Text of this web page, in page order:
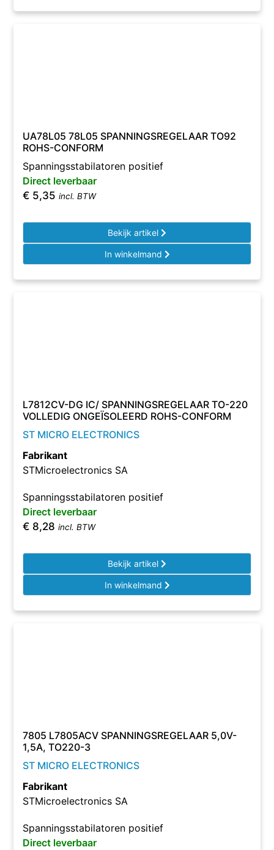
UA78L05 78L05 SPANNINGSREGELAAR TO92
ROHS-CONFORM
Spanningsstabilatoren positief
Direct leverbaar
€ 5,35 incl. BTW
Bekijk artikel
In winkelmand
L7812CV-DG IC/ SPANNINGSREGELAAR TO-220
VOLLEDIG ONGEÏSOLEERD ROHS-CONFORM
ST MICRO ELECTRONICS
Fabrikant
STMicroelectronics SA
Spanningsstabilatoren positief
Direct leverbaar
€ 8,28 incl. BTW
Bekijk artikel
In winkelmand
7805 L7805ACV SPANNINGSREGELAAR 5,0V-
1,5A, TO220-3
ST MICRO ELECTRONICS
Fabrikant
STMicroelectronics SA
Spanningsstabilatoren positief
Direct leverbaar